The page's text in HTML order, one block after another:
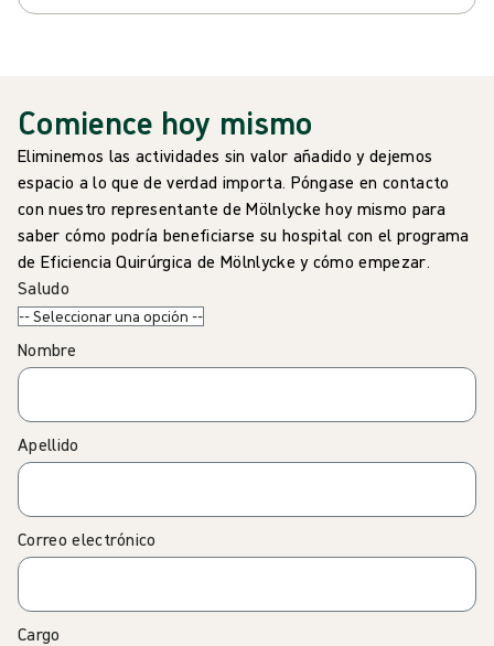
Comience hoy mismo
Eliminemos las actividades sin valor añadido y dejemos
espacio a lo que de verdad importa. Póngase en contacto
con nuestro representante de Mölnlycke hoy mismo para
saber cómo podría beneficiarse su hospital con el programa
de Eficiencia Quirúrgica de Mölnlycke y cómo empezar.
Saludo
Nombre
Apellido
Correo electrónico
Cargo